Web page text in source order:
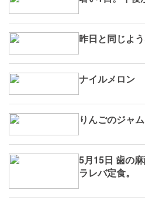
昨日と同じよ
ナイルメロン
りんごのジャム
5月15日 歯の
ラレバ定食。